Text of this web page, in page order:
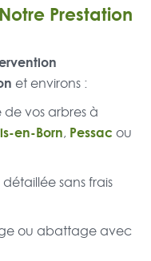
Prestation
et environs :
de vos arbres à
en-Born, Pessacou
détaillée sans frais
ou abattage avec